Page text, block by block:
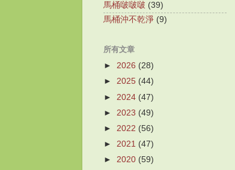
馬桶啵啵啵 (39)
馬桶沖不乾淨 (9)
所有文章
► 2026 (28)
► 2025 (44)
► 2024 (47)
► 2023 (49)
► 2022 (56)
► 2021 (47)
► 2020 (59)